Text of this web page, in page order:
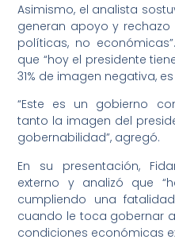
Asimismo, el analista
generan apoyo y
políticas, no
que “hoy el presidente
31% de imagen negativa,
“Este es un gobierno
tanto la imagen del
gobernabilidad”, agregó.
En su presentación,
externo y analizó que
cumpliendo una
cuando le toca gobernar
condiciones económicas